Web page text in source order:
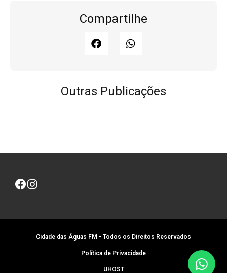
Compartilhe
Outras Publicações
Cidade das Águas FM - Todos os Direitos Reservados
Política de Privacidade
UHOST